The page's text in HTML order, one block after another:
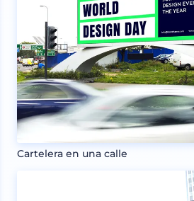
Cartelera en una calle